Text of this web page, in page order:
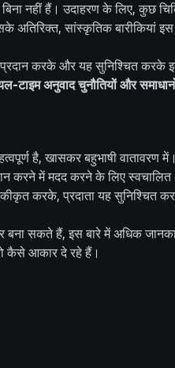
नहीं हैं। उदाहरण के लिए, कुछ
सांस्कृतिक बारीकियां इस
करके और यह सुनिश्चित करके
टाइम अनुवाद चुनौतियों और
है, खासकर बहुभाषी वातावरण
करने में मदद करने के लिए
करके, प्रदाता यह सुनिश्चित
बना सकते हैं, इस बारे में अधिक
कैसे आकार दे रहे हैं।